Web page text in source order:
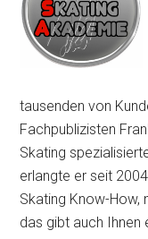
tausenden von
Fachpublizisten
Skating
erlangte er seit
Skating Know-How,
das gibt auch Ihnen